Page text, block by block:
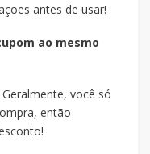
antes de usar!
ao mesmo
você só
então